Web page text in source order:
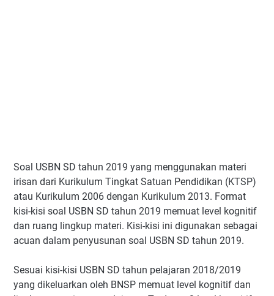
Soal USBN SD tahun 2019 yang menggunakan materi
irisan dari Kurikulum Tingkat Satuan Pendidikan (KTSP)
atau Kurikulum 2006 dengan Kurikulum 2013. Format
kisi-kisi soal USBN SD tahun 2019 memuat level kognitif
dan ruang lingkup materi. Kisi-kisi ini digunakan sebagai
acuan dalam penyusunan soal USBN SD tahun 2019.
Sesuai kisi-kisi USBN SD tahun pelajaran 2018/2019
yang dikeluarkan oleh BNSP memuat level kognitif dan